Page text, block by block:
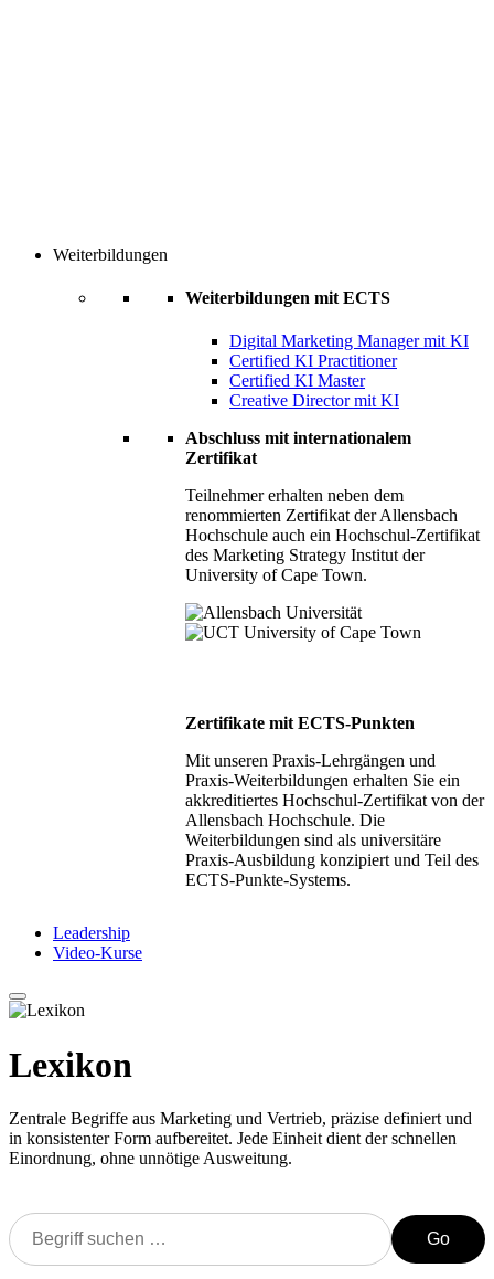
Weiterbildungen
Weiterbildungen mit ECTS
Digital Marketing Manager mit KI
Certified KI Practitioner
Certified KI Master
Creative Director mit KI
Abschluss mit internationalem
Zertifikat
Teilnehmer erhalten neben dem
renommierten Zertifikat der Allensbach
Hochschule auch ein Hochschul-Zertifikat
des Marketing Strategy Institut der
University of Cape Town.
Zertifikate mit ECTS-Punkten
Mit unseren Praxis-Lehrgängen und
Praxis-Weiterbildungen erhalten Sie ein
akkreditiertes Hochschul-Zertifikat von der
Allensbach Hochschule. Die
Weiterbildungen sind als universitäre
Praxis-Ausbildung konzipiert und Teil des
ECTS-Punkte-Systems.
Leadership
Video-Kurse
Lexikon
Zentrale Begriffe aus Marketing und Vertrieb, präzise definiert und
in konsistenter Form aufbereitet. Jede Einheit dient der schnellen
Einordnung, ohne unnötige Ausweitung.
Go